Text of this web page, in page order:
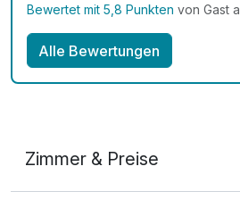
Bewertet mit 5,8 Punkten von Gast
Alle Bewertungen
Zimmer & Preise